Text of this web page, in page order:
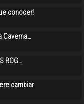
conocer!
Caverna…
ROG…
cambiar